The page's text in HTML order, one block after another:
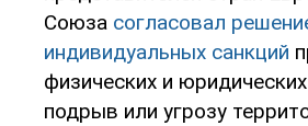
Союза согласовал
индивидуальных санкций
физических и
подрыв или угрозу